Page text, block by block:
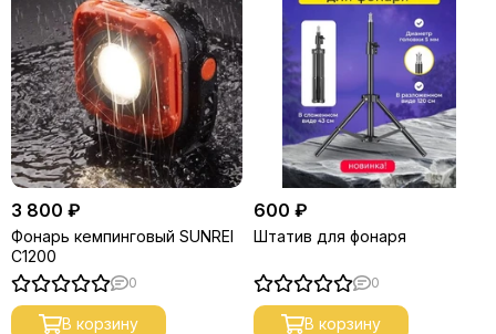
3 800 ₽
Фонарь кемпинговый SUNREI
C1200
0
В корзину
600 ₽
Штатив для фонаря
0
В корзину